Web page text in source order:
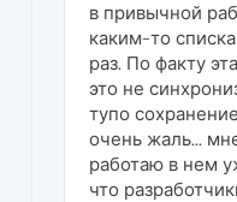
в привычной
каким-то
раз. По факту
это не
тупо
очень жаль...
работаю в нем
что